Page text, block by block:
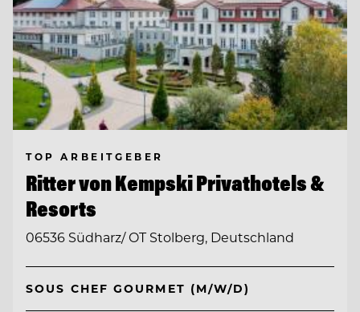
TOP ARBEITGEBER
Ritter von Kempski Privathotels &
Resorts
06536 Südharz/ OT Stolberg, Deutschland
SOUS CHEF GOURMET (M/W/D)